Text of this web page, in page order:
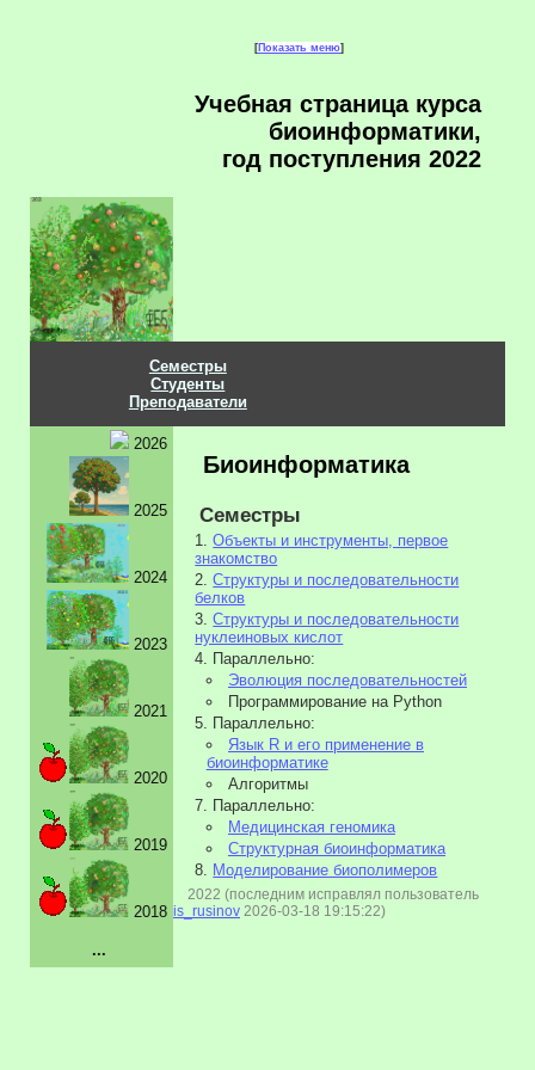
[ Показать меню]
Учебная страница курса
биоинформатики,
год поступления 2022
Семестры
Студенты
Преподаватели
2026
2025
2024
2023
2021
2020
2019
2018
...
Биоинформатика
Семестры
Объекты и инструменты, первое
знакомство
Структуры и последовательности
белков
Структуры и последовательности
нуклеиновых кислот
Параллельно:
Эволюция последовательностей
Программирование на Python
Параллельно:
Язык R и его применение в
биоинформатике
Алгоритмы
Параллельно:
Медицинская геномика
Структурная биоинформатика
Моделирование биополимеров
2022 (последним исправлял пользователь
is_rusinov 2026-03-18 19:15:22)